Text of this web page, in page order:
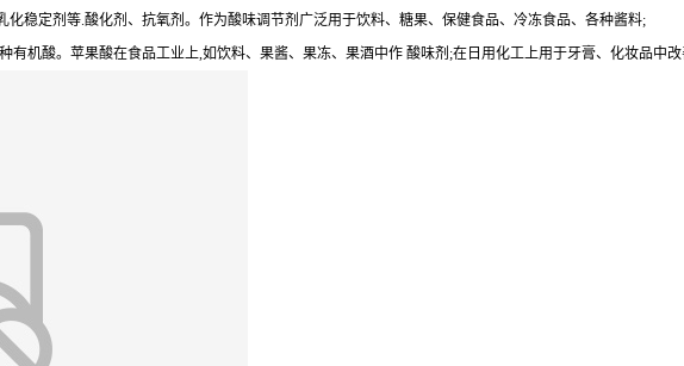
稳定剂等.酸化剂、抗氧剂。作为酸味调节剂广泛用于饮料、糖果、保健食品、冷冻食品、各种酱料;
机酸。苹果酸在食品工业上,如饮料、果酱、果冻、果酒中作 酸味剂;在日用化工上用于牙膏、化妆品中